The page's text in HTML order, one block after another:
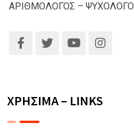
ΑΡΙΘΜΟΛΟΓΟΣ –
ΧΡΗΣΙΜΑ – LINKS